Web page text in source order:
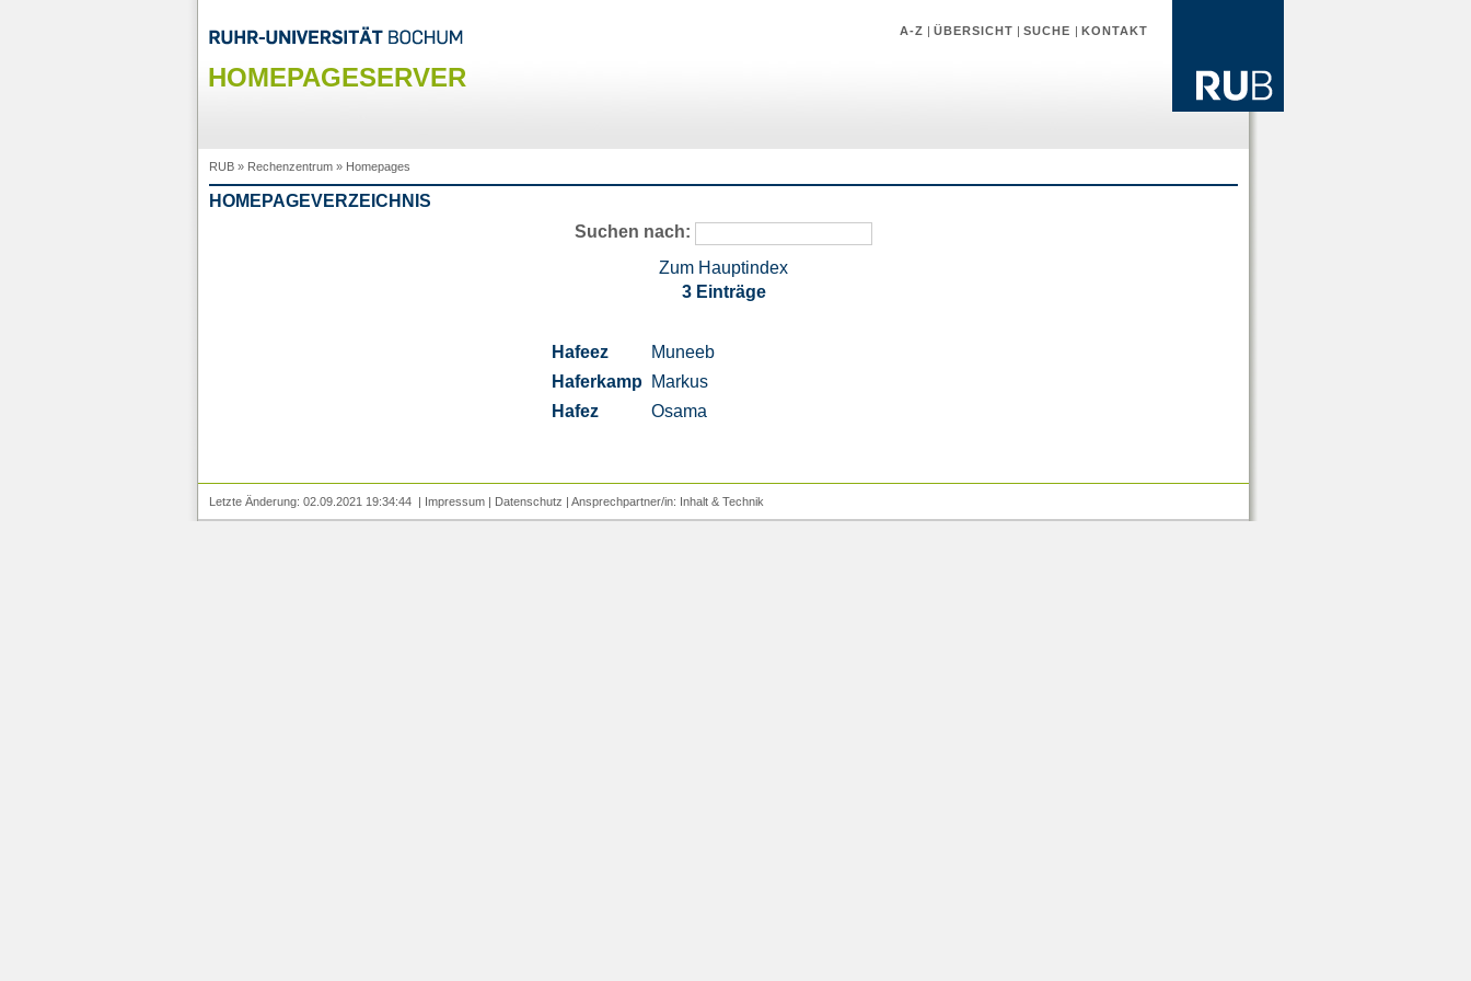
A-Z |ÜBERSICHT |SUCHE |KONTAKT
HOMEPAGESERVER
RUB» Rechenzentrum» Homepages
HOMEPAGEVERZEICHNIS
Suchen nach:
Zum Hauptindex
3 Einträge
Hafeez
Muneeb
Haferkamp Markus
Hafez
Osama
Letzte Änderung: 02.09.2021 19:34:44 | Impressum| Datenschutz | Ansprechpartner/in: Inhalt& Technik